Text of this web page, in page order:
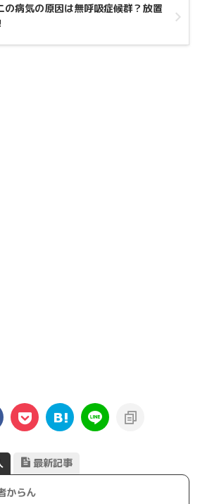
の病気の原因は無呼吸症候群？放置
最新記事
からん